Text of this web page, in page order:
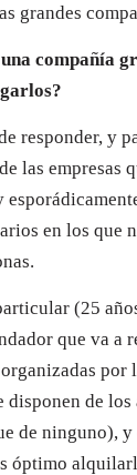
grandes
compañía
responder, y
las empresas
en los que
(25
que va a
por
disponen de los
de ninguno), y
óptimo